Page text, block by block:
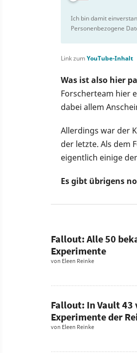
Ich bin damit
Personenbezogene
Link zumYouTube-Inhalt
Was ist also hier
Forscherteam hier
dabei allem
Allerdings war der
der letzte. Als dem
eigentlich einige
Es gibt übrigens
Fallout: Alle 50
Experimente
von Eleen Reinke
Fallout: In Vault 43
Experimente der
von Eleen Reinke